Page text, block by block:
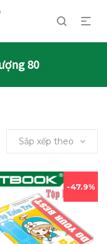
80
Sắp xếp theo
47.9%